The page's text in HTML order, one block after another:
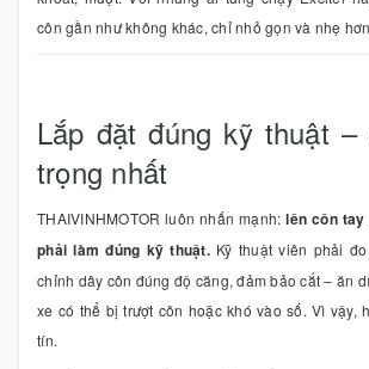
côn gần như không khác, chỉ nhỏ gọn và nhẹ
Lắp đặt đúng kỹ thuật –
trọng nhất
THAIVINHMOTOR luôn nhấn mạnh:lên côn
phải làm đúng kỹ thuật.Kỹ thuật viên phải
chỉnh dây côn đúng độ căng, đảm bảo cắt – ăn
xe có thể bị trượt côn hoặc khó vào số. Vì vậy,
tín.